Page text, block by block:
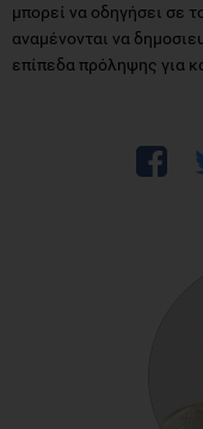
μπορεί να οδηγήσει σε
αναμένονται να
επίπεδα πρόληψης για